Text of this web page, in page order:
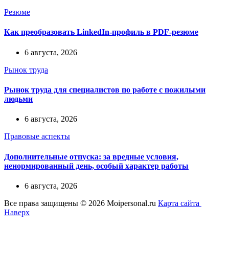
Резюме
Как преобразовать LinkedIn-профиль в PDF-резюме
6 августа, 2026
Рынок труда
Рынок труда для специалистов по работе с пожилыми
людьми
6 августа, 2026
Правовые аспекты
Дополнительные отпуска: за вредные условия,
ненормированный день, особый характер работы
6 августа, 2026
Все права защищены © 2026 Moipersonal.ru Карта сайта
Наверх